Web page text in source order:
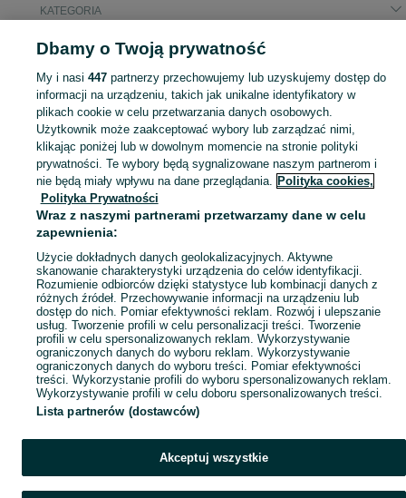
KATEGORIA
Popularne wyszukiwania
działka budowlana zbiory kfc
Skorzystaj z największego serwisu ogłoszeniowego - Kamień i okolice! Kupuj to, czego pragniesz i sprzedawaj to, czego już nie potrzebujesz! Zobacz
Mapa kategorii
Mapa miejscowości
Mapa ministron
Popularne wyszukiwania
Dbamy o Twoją prywatność
My i nasi 447partnerzy przechowujemy lub uzyskujemy dostęp do
informacji na urządzeniu, takich jak unikalne identyfikatory w
plikach cookie w celu przetwarzania danych osobowych.
Użytkownik może zaakceptować wybory lub zarządzać nimi,
klikając poniżej lub w dowolnym momencie na stronie polityki
prywatności. Te wybory będą sygnalizowane naszym partnerom i
nie będą miały wpływu na dane przeglądania. Polityka cookies,
Polityka Prywatności
Wraz z naszymi partnerami przetwarzamy dane w celu
zapewnienia:
Użycie dokładnych danych geolokalizacyjnych. Aktywne
skanowanie charakterystyki urządzenia do celów identyfikacji.
Rozumienie odbiorców dzięki statystyce lub kombinacji danych z
różnych źródeł. Przechowywanie informacji na urządzeniu lub
dostęp do nich. Pomiar efektywności reklam. Rozwój i ulepszanie
usług. Tworzenie profili w celu personalizacji treści. Tworzenie
profili w celu spersonalizowanych reklam. Wykorzystywanie
ograniczonych danych do wyboru reklam. Wykorzystywanie
ograniczonych danych do wyboru treści. Pomiar efektywności
treści. Wykorzystanie profili do wyboru spersonalizowanych reklam.
Wykorzystywanie profili w celu doboru spersonalizowanych treści.
Lista partnerów (dostawców)
Akceptuj wszystkie